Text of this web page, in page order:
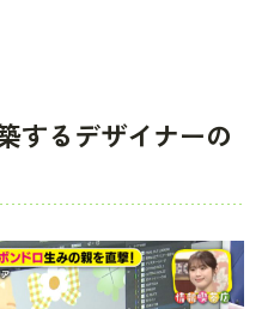
するデザイナーの